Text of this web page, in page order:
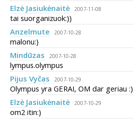
Elzė Jasiukėnaitė
2007-11-08
tai suorganizuok:))
Anzelmute
2007-10-28
malonu:)
Mindūzas
2007-10-28
lympus.olympus
Pijus Vyčas
2007-10-29
Olympus yra GERAI, OM dar geriau :)
Elzė Jasiukėnaitė
2007-10-29
om2 itin:)